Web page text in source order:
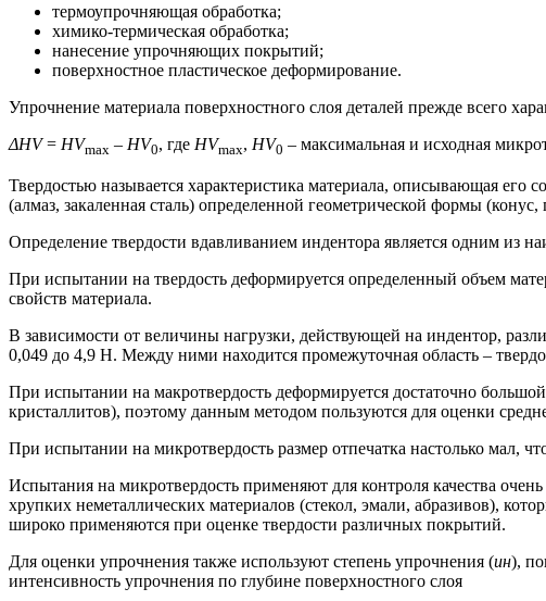
термоупрочняющая обработка;
химико-термическая обработка;
нанесение упрочняющих покрытий;
поверхностное пластическое деформирование.
Упрочнение материала поверхностного слоя деталей прежде всего
ΔHV= HVmax – HV0, где НVmax, НV0 – максимальная и исходная
Твердостью называется характеристика материала, описывающая его
(алмаз, закаленная сталь) определенной геометрической формы
Определение твердости вдавливанием индентора является одним из
При испытании на твердость деформируется определенный объем
свойств материала.
В зависимости от величины нагрузки, действующей на индентор,
0,049 до 4,9 Н. Между ними находится промежуточная область –
При испытании на макротвердость деформируется достаточно
кристаллитов), поэтому данным методом пользуются для оценки
При испытании на микротвердость размер отпечатка настолько мал,
Испытания на микротвердость применяют для контроля качества
хрупких неметаллических материалов (стекол, эмали, абразивов),
широко применяются при оценке твердости различных покрытий.
Для оценки упрочнения также используют степень упрочнения (uн),
интенсивность упрочнения по глубине поверхностного слоя